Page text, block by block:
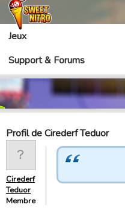
Jeux
Support & Forums
Profil de Cirederf Teduor
Cirederf
Teduor
Membre